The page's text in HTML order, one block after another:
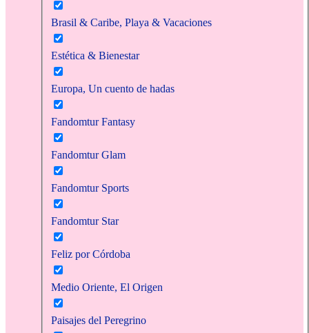
Brasil & Caribe, Playa & Vacaciones
Estética & Bienestar
Europa, Un cuento de hadas
Fandomtur Fantasy
Fandomtur Glam
Fandomtur Sports
Fandomtur Star
Feliz por Córdoba
Medio Oriente, El Origen
Paisajes del Peregrino